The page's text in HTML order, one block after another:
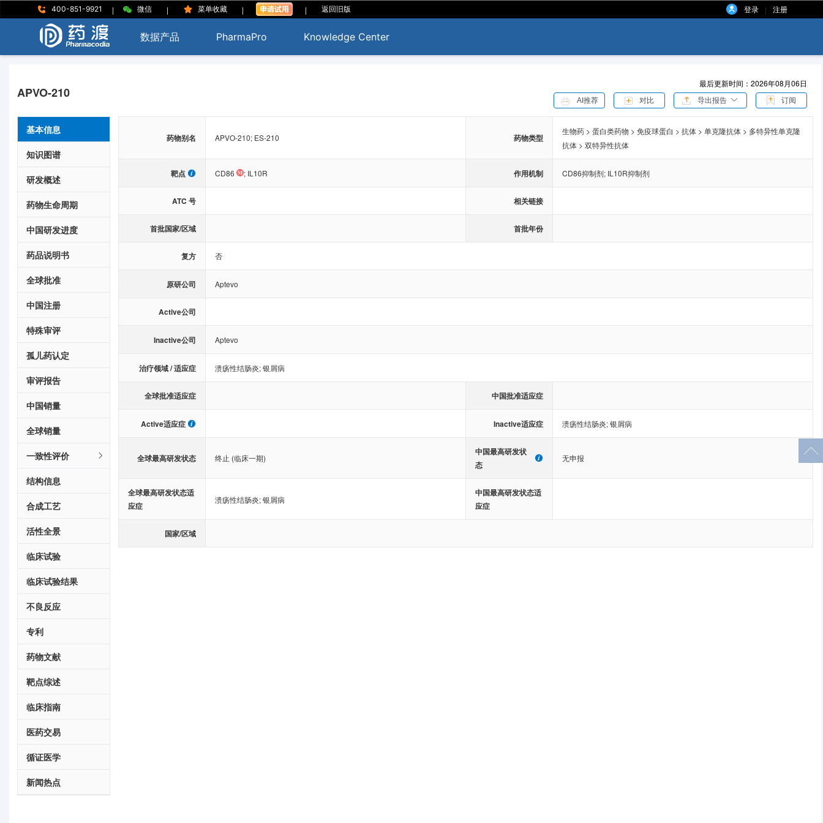
400-851-9921 | 微信 | 菜单收藏 | | 返回旧版 登录 | 注册
数据产品 PharmaPro Knowledge Center
APVO-210
最后更新时间：2026年08月06日
AI推荐 对比 导出报告 订阅
基本信息
知识图谱
研发概述
药物生命周期
中国研发进度
药品说明书
全球批准
中国注册
特殊审评
孤儿药认定
审评报告
中国销量
全球销量
一致性评价
结构信息
合成工艺
活性全景
临床试验
临床试验结果
不良反应
专利
药物文献
靶点综述
临床指南
医药交易
循证医学
新闻热点
药物别名 APVO-210; ES-210 药物类型
生物药 > 蛋白类药物 > 免疫球蛋白 > 抗体 > 单克隆抗体 > 多特异性单克隆
抗体 > 双特异性抗体
靶点 CD86 ; IL10R 作用机制 CD86抑制剂; IL10R抑制剂
ATC 号 相关链接
首批国家/区域 首批年份
复方 否
原研公司 Aptevo
Active公司
Inactive公司 Aptevo
治疗领域 / 适应症 溃疡性结肠炎;银屑病
全球批准适应症 中国批准适应症
Active适应症 Inactive适应症 溃疡性结肠炎;银屑病
全球最高研发状态 终止 (临床一期)
中国最高研发状
态
无申报
全球最高研发状态适
应症
溃疡性结肠炎;银屑病
中国最高研发状态适
应症
国家/区域